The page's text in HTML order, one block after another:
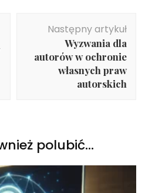
Następny artykuł
Wyzwania dla
autorów w ochronie
własnych praw
autorskich
polubić…